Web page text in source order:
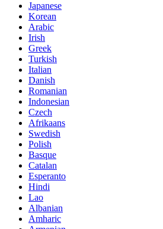
Japanese
Korean
Arabic
Irish
Greek
Turkish
Italian
Danish
Romanian
Indonesian
Czech
Afrikaans
Swedish
Polish
Basque
Catalan
Esperanto
Hindi
Lao
Albanian
Amharic